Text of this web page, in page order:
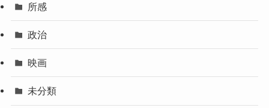
所感
政治
映画
未分類